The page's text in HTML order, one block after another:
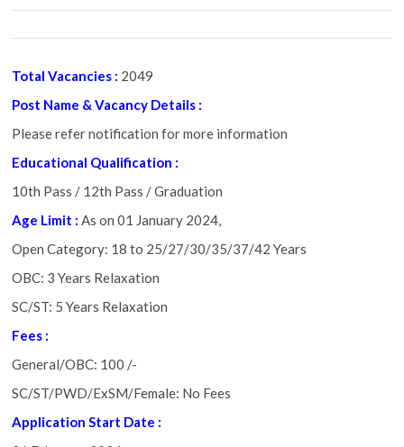
Total Vacancies : 2049
Post Name & Vacancy Details :
Please refer notification for more information
Educational Qualification :
10th Pass / 12th Pass / Graduation
Age Limit :As on 01 January 2024,
Open Category: 18 to 25/27/30/35/37/42 Years
OBC: 3 Years Relaxation
SC/ST: 5 Years Relaxation
Fees :
General/OBC: 100 /-
SC/ST/PWD/ExSM/Female: No Fees
Application Start Date :